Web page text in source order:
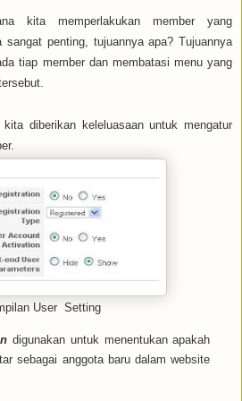
kita memperlakukan member yang
penting, tujuannya apa? Tujuannya
tiap member dan membatasi menu yang
diberikan keleluasaan untuk mengatur
User Setting
digunakan untuk menentukan apakah
sebagai anggota baru dalam website